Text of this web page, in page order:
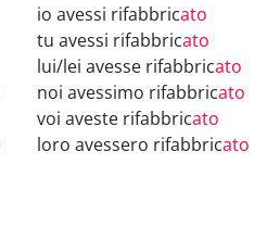
io avessi rifabbricato
tu avessi rifabbricato
lui/lei avesse rifabbricato
noi avessimo rifabbricato
voi aveste rifabbricato
loro avessero rifabbricato